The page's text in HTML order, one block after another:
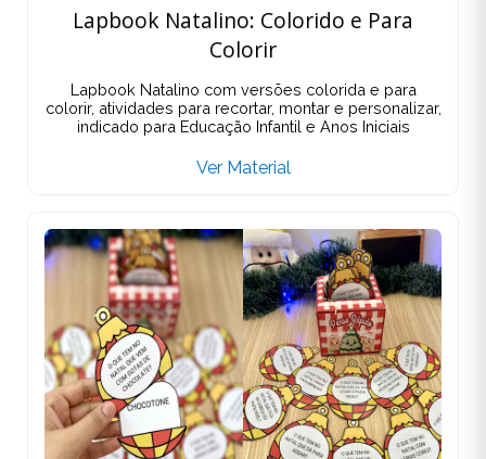
Lapbook Natalino: Colorido e Para
Colorir
Lapbook Natalino com versões colorida e para
colorir, atividades para recortar, montar e personalizar,
indicado para Educação Infantil e Anos Iniciais
Ver Material